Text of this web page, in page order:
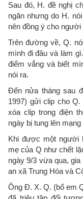
Sau đó, H. đề nghị
ngăn nhưng do H.
nên đồng ý cho
Trên đường về, Q.
mình đi đâu và làm
điểm vắng và biết
nói ra.
Đến nửa tháng sau
1997) gửi clip cho
xóa clip trong điện
ngày bị tung lên mạng
Khi được một người
mẹ của Q như chết
ngày 9/3 vừa qua,
an xã Trung Hóa và
Ông Đ. X. Q. (bố em